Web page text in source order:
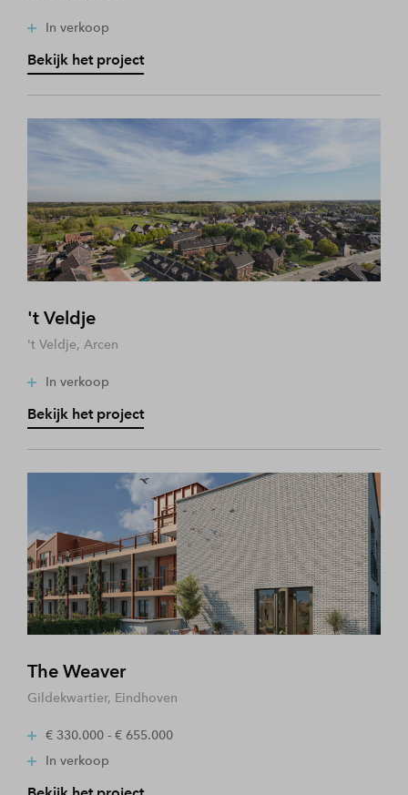
In verkoop
Bekijk het project
't Veldje
't Veldje, Arcen
In verkoop
Bekijk het project
The Weaver
Gildekwartier, Eindhoven
€ 330.000 - € 655.000
In verkoop